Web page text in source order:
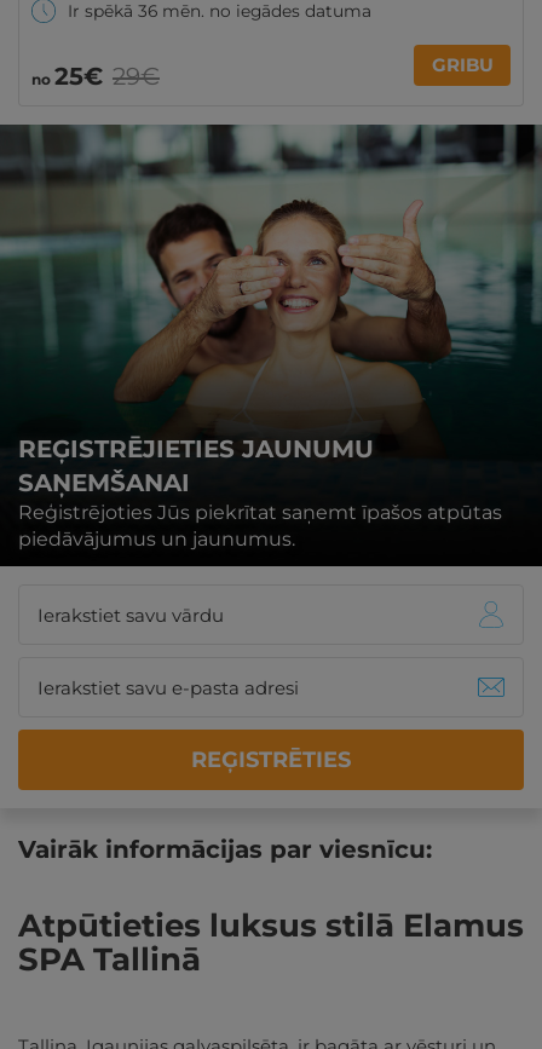
Ir spēkā 36 mēn. no iegādes datuma
no 25€ 29€ GRIBU
REĢISTRĒJIETIES JAUNUMU
SAŅEMŠANAI
Reģistrējoties Jūs piekrītat saņemt īpašos atpūtas
piedāvājumus un jaunumus.
REĢISTRĒTIES
Vairāk informācijas par viesnīcu:
Atpūtieties luksus stilā Elamus
SPA Tallinā